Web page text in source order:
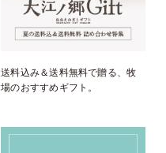
送料込み＆送料無料で贈る、牧
場のおすすめギフト。